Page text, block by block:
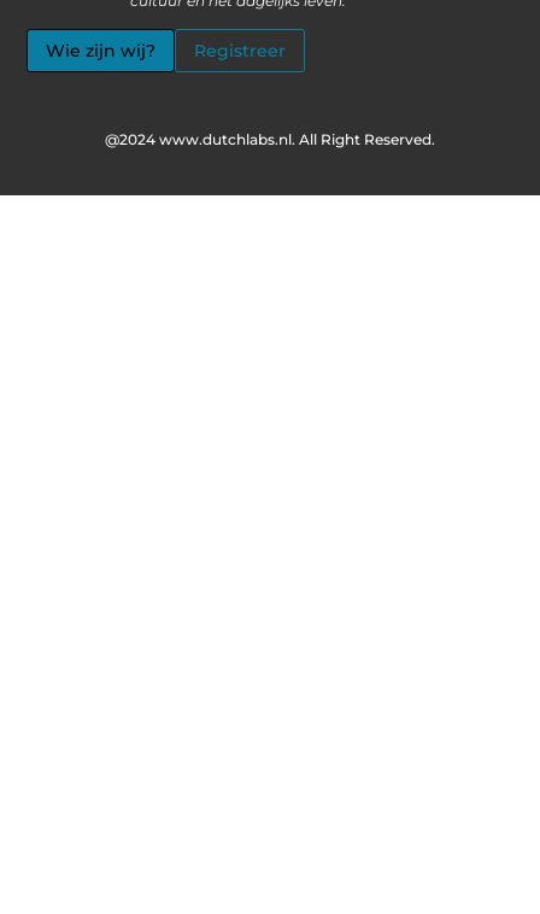
Wie zijn wij? Registreer
@2024 www.dutchlabs.nl. All Right Reserved.